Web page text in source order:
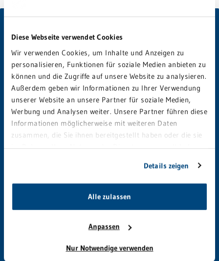
Diese Webseite verwendet Cookies
Wir verwenden Cookies, um Inhalte und Anzeigen zu
personalisieren, Funktionen für soziale Medien anbieten zu
können und die Zugriffe auf unsere Website zu analysieren.
Außerdem geben wir Informationen zu Ihrer Verwendung
unserer Website an unsere Partner für soziale Medien,
Werbung und Analysen weiter. Unsere Partner führen diese
Informationen möglicherweise mit weiteren Daten
zusammen, die Sie ihnen bereitgestellt haben oder die sie
im Rahmen Ihrer Nutzung der Dienste gesammelt haben.
Details zeigen
Alle zulassen
Anpassen
Nur Notwendige verwenden
GRN 4 Future
Bodelschwinghstraße 10
68723 Schwetzingen
ANFAHRT
Sie haben Fragen zum
Auswirkungen auf die GRN-Kliniken?
Schreiben Sie uns bitte eine Mail oder